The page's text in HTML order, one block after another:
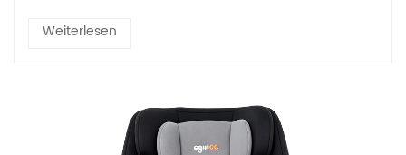
Weiterlesen